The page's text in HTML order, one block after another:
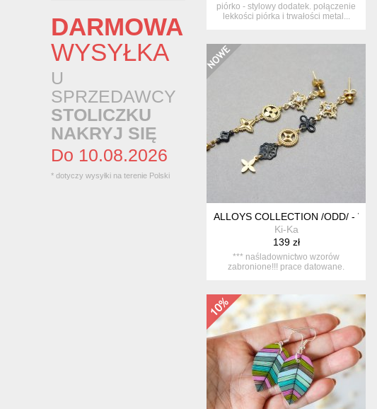
DARMOWA
WYSYŁKA
U
SPRZEDAWCY
STOLICZKU
NAKRYJ SIĘ
Do 10.08.2026
* dotyczy wysyłki na terenie Polski
piórko - stylowy dodatek. połączenie
lekkości piórka i trwałości metal...
ALLOYS COLLECTION /ODD/ -
Ki-Ka
139 zł
*** naśladownictwo wzorów
zabronione!!! prace datowane.